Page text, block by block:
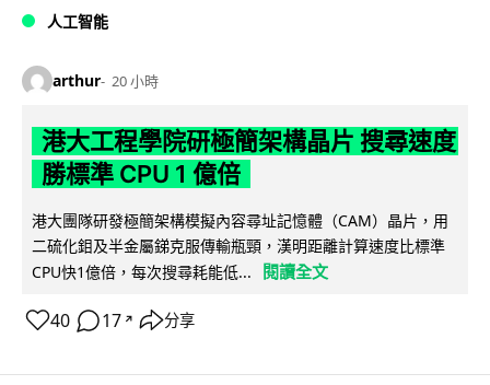
人工智能
arthur 20 小時
港大工程學院研極簡架構晶片 搜尋速度
勝標準 CPU 1 億倍
港大團隊研發極簡架構模擬內容尋址記憶體（CAM）晶片，用
二硫化鉬及半金屬銻克服傳輸瓶頸，漢明距離計算速度比標準
CPU快1億倍，每次搜尋耗能低...
閱讀全文
40 17 ↗ 分享